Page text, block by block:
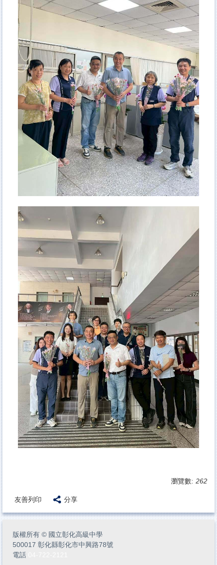
瀏覽數: 262
友善列印 分享
版權所有 © 國立彰化高級中學
500017 彰化縣彰化市中興路78號
電話